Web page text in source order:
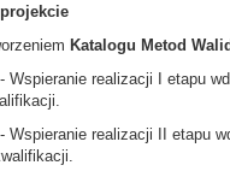
Katalogu Metod
- Wspieranie realizacji I etapu
- Wspieranie realizacji II etapu